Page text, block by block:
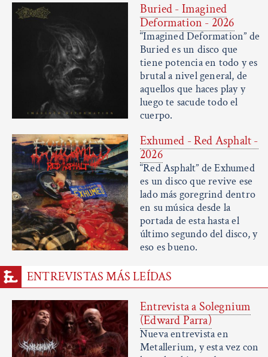
Buried - Imagined
Deformation - 2026
“Imagined Deformation” de
Buried es un disco que
tiene potencia en todo y es
brutal a nivel general, de
aquellos que haces play y
luego te sacude todo el
cuerpo.
Exhumed - Red Asphalt -
2026
“Red Asphalt” de Exhumed
es un disco que revive ese
lado más goregrind dentro
en su música desde la
portada de esta hasta el
último segundo del disco, y
eso es bueno.
ENTREVISTAS MÁS LEÍDAS
Entrevista a Solegnium
(Edward Parra)
Nueva entrevista en
Metallerium, y esta vez con